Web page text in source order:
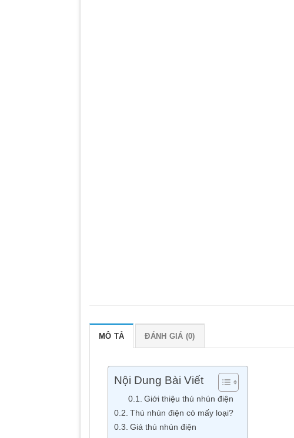
MÔ TẢ ĐÁNH GIÁ (0)
Nội Dung Bài Viết
Giới thiệu thú nhún điện
Thú nhún điện có mấy loại?
Giá thú nhún điện